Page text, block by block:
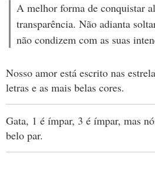
A melhor forma de conquistar
transparência. Não adianta
não condizem com as suas
Nosso amor está escrito nas
letras e as mais belas cores.
Gata, 1 é ímpar, 3 é ímpar, mas
belo par.